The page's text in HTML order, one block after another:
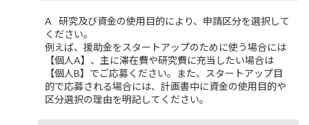
研究及び資金の使用目的により、申請区分を選択して
ください。
例えば、援助金をスタートアップのために使う場合には
【個人A】、主に滞在費や研究費に充当したい場合は
【個人B】でご応募ください。また、スタートアップ目
的で応募される場合には、計画書中に資金の使用目的や
区分選択の理由を明記してください。